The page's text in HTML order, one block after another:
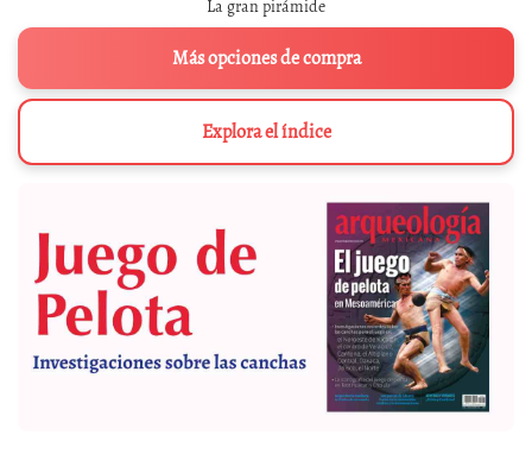
La gran pirámide
Más opciones de compra
Explora el índice